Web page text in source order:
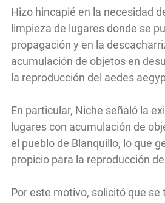
Hizo hincapié en la necesidad
limpieza de lugares donde se
propagación y en la
acumulación de objetos en
la reproducción del aedes
En particular, Niche señaló la
lugares con acumulación de
el pueblo de Blanquillo, lo que
propicio para la reproducción
Por este motivo, solicitó que se